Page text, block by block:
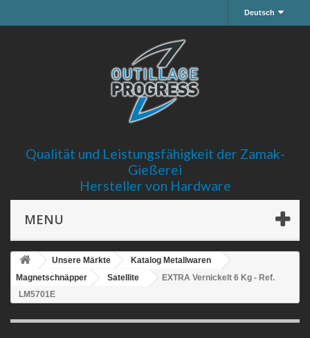
Deutsch
Qualität und Leistungsfähigkeit der Zamak-
Gießerei
Hersteller von Hardware
MENU
Unsere Märkte
Katalog Metallwaren
Magnetschnäpper
Satellite
EXTRA Vernickelt 6 Kg - Ref.
LM5701E